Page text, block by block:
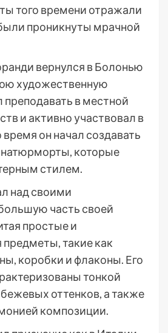
того времени отражали
проникнуты мрачной
вернулся в Болонью
художественную
преподавать в местной
и активно участвовал в
время он начал создавать
натюрморты, которые
стилем.
над своими
часть своей
простые и
такие как
коробки и флаконы. Его
тонкой
оттенков, а также
композиции.